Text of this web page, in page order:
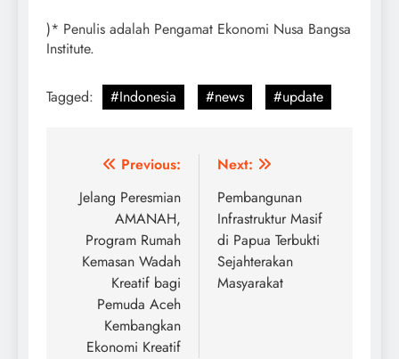
)* Penulis adalah Pengamat Ekonomi Nusa Bangsa
Institute.
Tagged: #Indonesia #news #update
Post
navigation
Previous:
Jelang Peresmian
AMANAH,
Program Rumah
Kemasan Wadah
Kreatif bagi
Pemuda Aceh
Kembangkan
Ekonomi Kreatif
Next:
Pembangunan
Infrastruktur Masif
di Papua Terbukti
Sejahterakan
Masyarakat